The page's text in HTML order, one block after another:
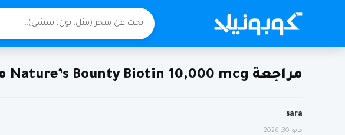
مراجعة Nature’s Bounty Biotin 10,000 mcg من اي هيرب
sara
مايو 30, 2026